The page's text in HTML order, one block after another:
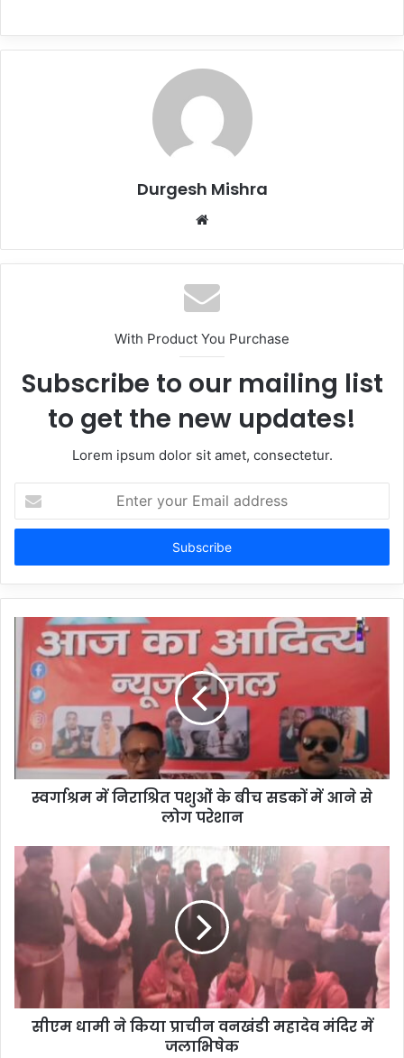
Durgesh Mishra
Website
With Product You Purchase
Subscribe to our mailing list
to get the new updates!
Lorem ipsum dolor sit amet, consectetur.
your
Email
स्वर्गाश्रम में निराश्रित पशुओं के बीच सडकों में आने से
लोग परेशान
सीएम धामी ने किया प्राचीन वनखंडी महादेव मंदिर में
जलाभिषेक